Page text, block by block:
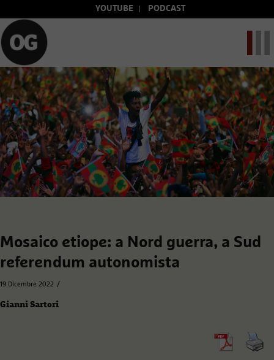
YOUTUBE PODCAST
Mosaico etiope: a Nord guerra, a Sud
referendum autonomista
19 Dicembre 2022 /
Gianni Sartori